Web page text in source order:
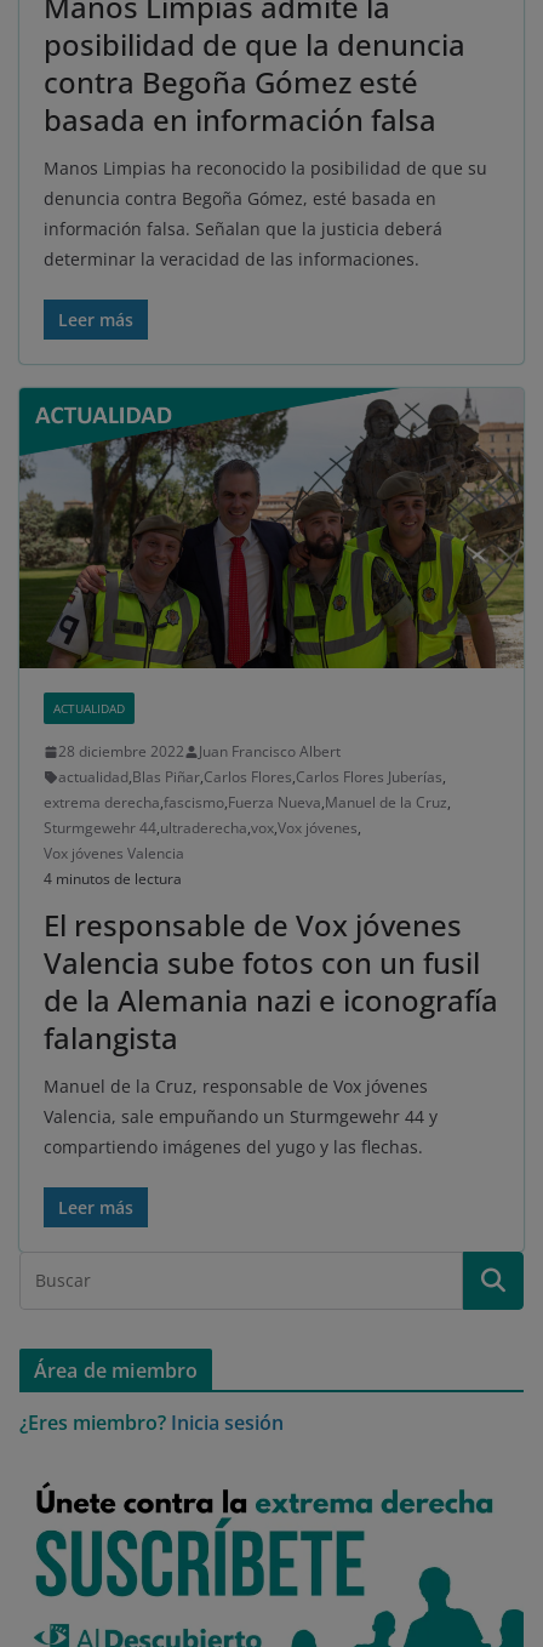
posibilidad de que la denuncia
contra Begoña Gómez esté
basada en información falsa
Manos Limpias ha reconocido la posibilidad de que su
denuncia contra Begoña Gómez, esté basada en
información falsa. Señalan que la justicia deberá
determinar la veracidad de las informaciones.
Leer más
ACTUALIDAD
28 diciembre 2022
Juan Francisco Albert
actualidad,Blas Piñar,Carlos Flores,Carlos Flores Juberías,
extrema derecha,fascismo,Fuerza Nueva,Manuel de la Cruz,
Sturmgewehr 44,ultraderecha,vox,Vox jóvenes,
Vox jóvenes Valencia
4 minutos de lectura
El responsable de Vox jóvenes
Valencia sube fotos con un fusil
de la Alemania nazi e iconografía
falangista
Manuel de la Cruz, responsable de Vox jóvenes
Valencia, sale empuñando un Sturmgewehr 44 y
compartiendo imágenes del yugo y las flechas.
Leer más
Área de miembro
¿Eres miembro? Inicia sesión